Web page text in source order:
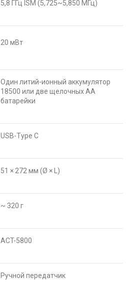
5,8 ГГц ISM (5,725~5,850 МГц)
20 мВт
Один литий-ионный аккумулятор
18500 или две щелочных АА
батарейки
USB-Type C
51 × 272 мм (Ø × L)
~ 320 г
ACT-5800
Ручной передатчик